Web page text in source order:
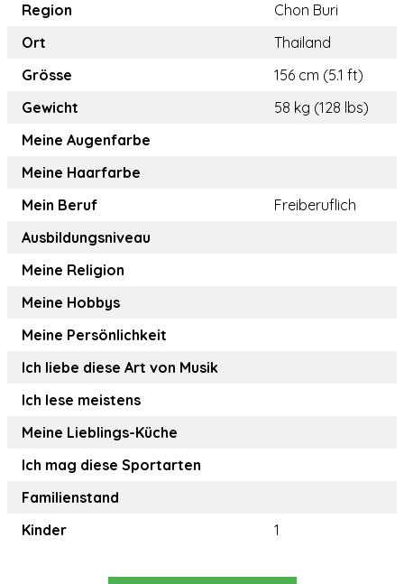
Region
Chon Buri
Ort
Thailand
Grösse
156 cm (5.1 ft)
Gewicht
58 kg (128 lbs)
Meine Augenfarbe
Meine Haarfarbe
Mein Beruf
Freiberuflich
Ausbildungsniveau
Meine Religion
Meine Hobbys
Meine Persönlichkeit
Ich liebe diese Art von Musik
Ich lese meistens
Meine Lieblings-Küche
Ich mag diese Sportarten
Familienstand
Kinder
1